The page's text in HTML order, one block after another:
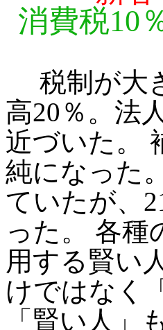
消費税10
税制が大
高20％。法
近づいた。
純になった
ていたが、
った。 各種
用する賢い
けではなく
「賢い人」